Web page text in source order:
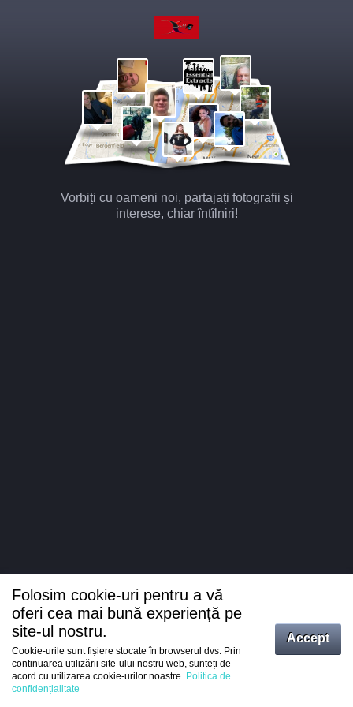
Vorbiți cu oameni noi, partajați fotografii și
interese, chiar întîlniri!
Intrați
Folosim cookie-uri pentru a vă
oferi cea mai bună experiență pe
site-ul nostru.
Cookie-urile sunt fișiere stocate în browserul dvs. Prin
continuarea utilizării site-ului nostru web, sunteți de
acord cu utilizarea cookie-urilor noastre. Politica de
confidențialitate
Accept